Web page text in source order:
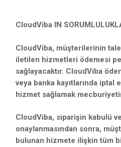
CloudViba IN
CloudViba, müşterilerinin
iletilen hizmetleri ödemesi
sağlayacaktır. CloudViba
veya banka kayıtlarında
hizmet sağlamak
CloudViba, siparişin kabulü
onaylanmasından sonra,
bulunan hizmete ilişkin tüm